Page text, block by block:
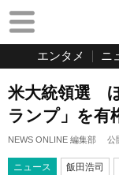
エンタメ ニ
米大統領選
ランプ」を有
NEWS ONLINE 編集部 公
ニュース 飯田浩司